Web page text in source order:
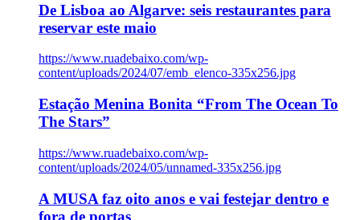
De Lisboa ao Algarve: seis restaurantes para
reservar este maio
https://www.ruadebaixo.com/wp-
content/uploads/2024/07/emb_elenco-335x256.jpg
Estação Menina Bonita “From The Ocean To
The Stars”
https://www.ruadebaixo.com/wp-
content/uploads/2024/05/unnamed-335x256.jpg
A MUSA faz oito anos e vai festejar dentro e
fora de portas